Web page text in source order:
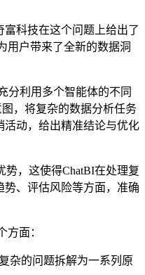
科技在这个问题上给出了
用户带来了全新的数据洞
分利用多个智能体的不同
，将复杂的数据分析任务
动，给出精准结论与优化
势，这使得ChatBI在处理复
、评估风险等方面，准确
面：
杂的问题拆解为一系列原